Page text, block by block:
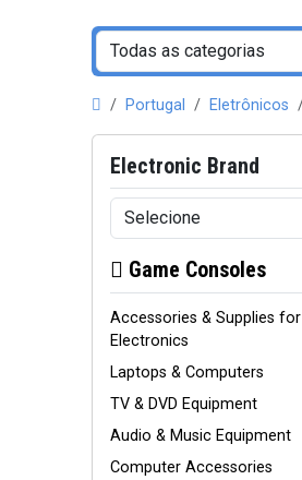
Portugal Eletrônicos
Electronic Brand
Game Consoles
Accessories & Supplies for
Electronics
Laptops & Computers
TV & DVD Equipment
Audio & Music Equipment
Computer Accessories